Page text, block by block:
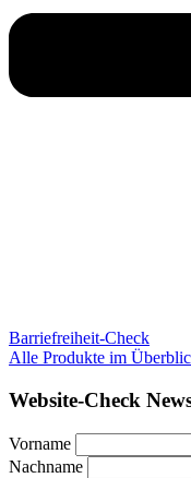
Barriefreiheit-Check
Alle Produkte im
Website-Check
Vorname
Nachname